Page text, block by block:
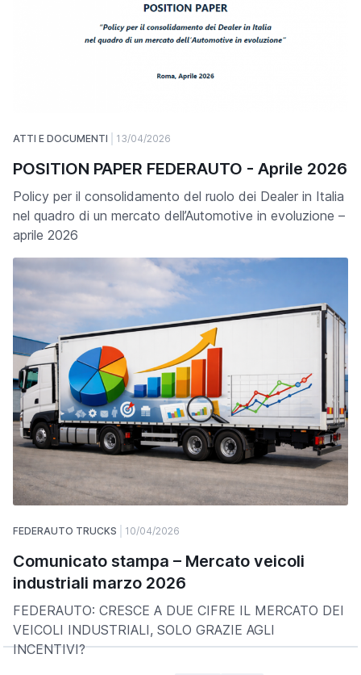
ATTI E DOCUMENTI 13/04/2026
POSITION PAPER FEDERAUTO - Aprile 2026
Policy per il consolidamento del ruolo dei Dealer in Italia
nel quadro di un mercato dell’Automotive in evoluzione –
aprile 2026
FEDERAUTO TRUCKS 10/04/2026
Comunicato stampa – Mercato veicoli
industriali marzo 2026
FEDERAUTO: CRESCE A DUE CIFRE IL MERCATO DEI
VEICOLI INDUSTRIALI, SOLO GRAZIE AGLI
INCENTIVI?